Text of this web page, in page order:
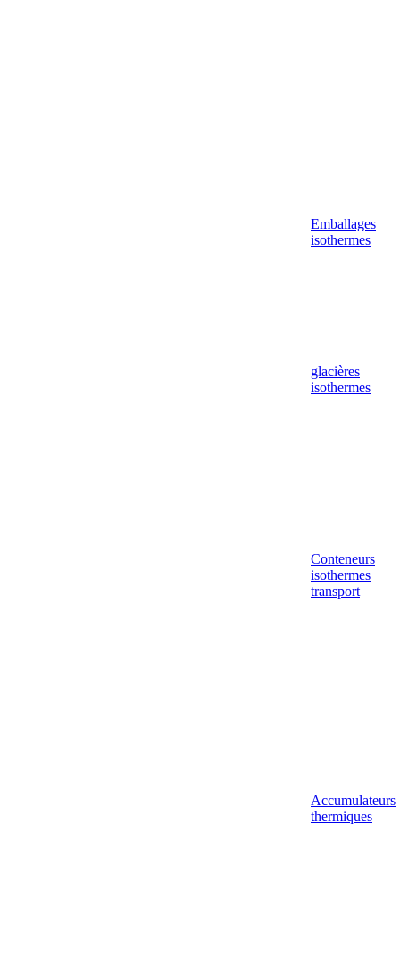
Emballages
isothermes
glacières
isothermes
Conteneurs
isothermes
transport
Accumulateurs
thermiques